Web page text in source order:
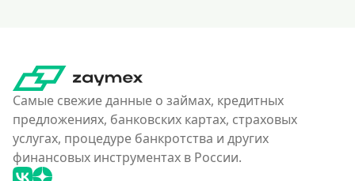
Самые свежие данные о займах, кредитных
предложениях, банковских картах, страховых
услугах, процедуре банкротства и других
финансовых инструментах в России.